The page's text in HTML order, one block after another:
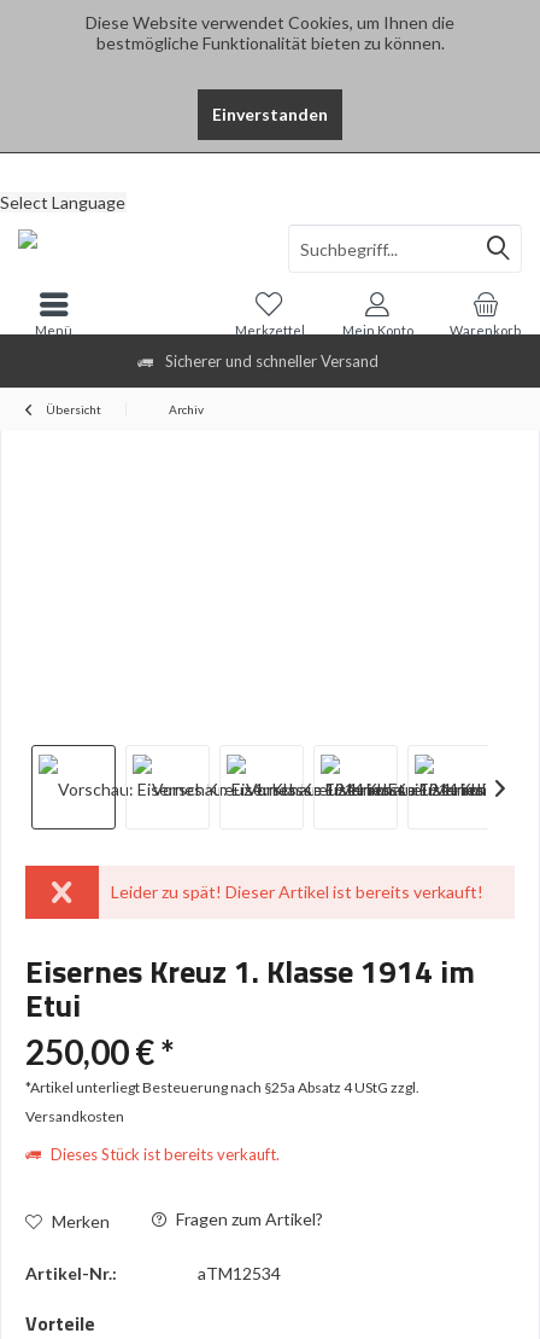
Diese Website verwendet Cookies, um Ihnen die
bestmögliche Funktionalität bieten zu können.
Einverstanden
Sicherer und schneller Versand
Select Language
Warenkorb
Merkzettel Mein Konto
Menü
Übersicht Archiv
Leider zu spät! Dieser Artikel ist bereits verkauft!
Eisernes Kreuz 1. Klasse 1914 im
Etui
250,00 € *
*Artikel unterliegt Besteuerung nach §25a Absatz 4 UStG zzgl.
Versandkosten
Dieses Stück ist bereits verkauft.
Merken Fragen zum Artikel?
Artikel-Nr.: aTM12534
Vorteile